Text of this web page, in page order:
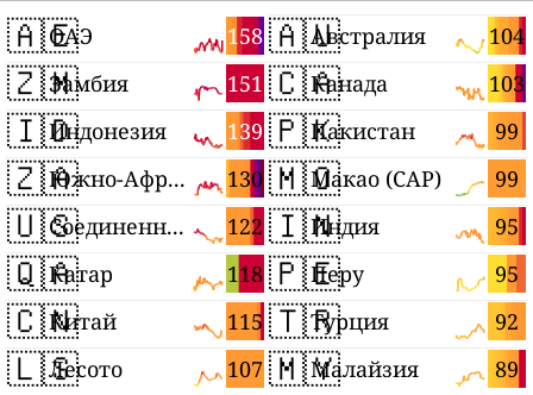
🇦🇪 158
ОАЭ
🇿🇲 151
Замбия
🇮🇩 139
Индонезия
🇿🇦 130
Южно-Африканская Республика
🇺🇸 122
Соединенные Штаты
🇶🇦 118
Катар
🇨🇳 115
Китай
🇱🇸 107
Лесото
🇦🇺 104
Австралия
🇨🇦 103
Канада
🇵🇰 99
Пакистан
🇲🇴 99
Макао (САР)
🇮🇳 95
Индия
🇵🇪 95
Перу
🇹🇷 92
Турция
🇲🇾 89
Малайзия